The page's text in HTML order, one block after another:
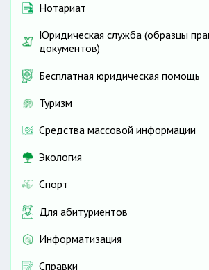
Нотариат
Юридическая служба (образцы
документов)
Бесплатная юридическая помощь
Туризм
Средства массовой информации
Экология
Спорт
Для абитуриентов
Информатизация
Справки